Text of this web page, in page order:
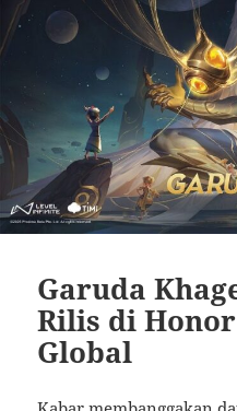
Garuda
Rilis di
Global